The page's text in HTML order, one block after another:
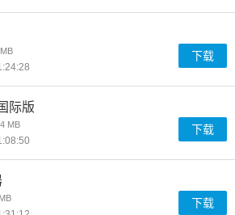
下载
际版
MB 下载
下载